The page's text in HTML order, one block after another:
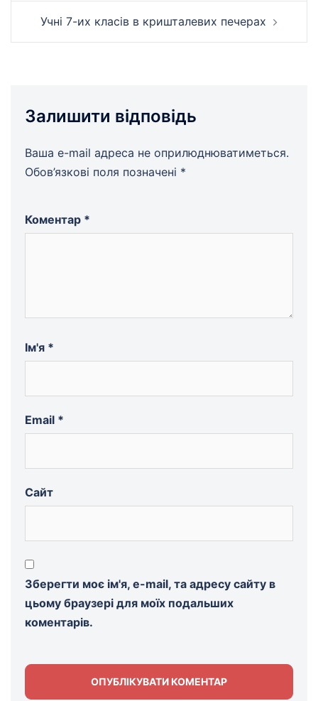
запису
Учні 7-их класів в кришталевих печерах
Залишити відповідь
Ваша e-mail адреса не оприлюднюватиметься.
Обов’язкові поля позначені *
Коментар *
Ім'я *
Email *
Сайт
Зберегти моє ім'я, e-mail, та адресу сайту в
цьому браузері для моїх подальших
коментарів.